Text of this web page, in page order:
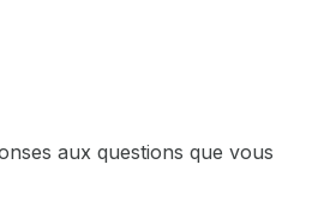
aux questions que vous